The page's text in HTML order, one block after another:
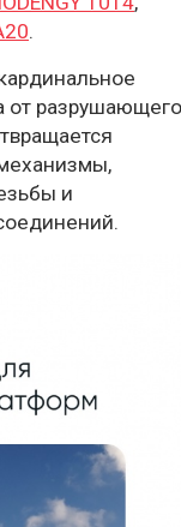
.
от разрушающего
и